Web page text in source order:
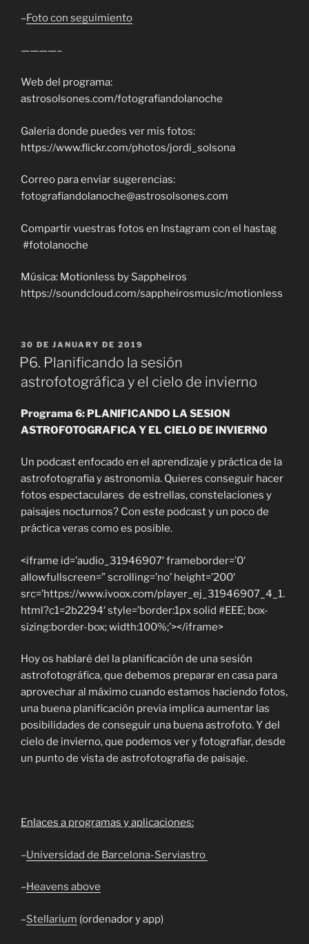
–Foto con seguimiento
————–
Web del programa:
astrosolsones.com/fotografiandolanoche
Galeria donde puedes ver mis fotos:
https://www.flickr.com/photos/jordi_solsona
Correo para enviar sugerencias:
fotografiandolanoche@astrosolsones.com
Compartir vuestras fotos en Instagram con el hastag
#fotolanoche
Música: Motionless by Sappheiros
https://soundcloud.com/sappheirosmusic/motionless
POSTED
ON
30 DE JANUARY DE 2019
P6. Planificando la sesión
astrofotográfica y el cielo de invierno
Programa 6: PLANIFICANDO LA SESION
ASTROFOTOGRAFICA Y EL CIELO DE INVIERNO
Un podcast enfocado en el aprendizaje y práctica de la
astrofotografia y astronomia. Quieres conseguir hacer
fotos espectaculares de estrellas, constelaciones y
paisajes nocturnos? Con este podcast y un poco de
práctica veras como es posible.
<iframe id=’audio_31946907′ frameborder=’0′
allowfullscreen=” scrolling=’no’ height=’200′
src=’https://www.ivoox.com/player_ej_31946907_4_1.
html?c1=2b2294′ style=’border:1px solid #EEE; box-
sizing:border-box; width:100%;’></iframe>
Hoy os hablaré del la planificación de una sesión
astrofotográfica, que debemos preparar en casa para
aprovechar al máximo cuando estamos haciendo fotos,
una buena planificación previa implica aumentar las
posibilidades de conseguir una buena astrofoto. Y del
cielo de invierno, que podemos ver y fotografiar, desde
un punto de vista de astrofotografia de paisaje.
Enlaces a programas y aplicaciones:
–Universidad de Barcelona-Serviastro
–Heavens above
–Stellarium (ordenador y app)
Català
Español